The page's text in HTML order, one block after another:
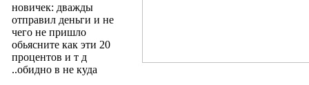
новичек: дважды
отправил деньги и не
чего не пришло
обьясните как эти 20
процентов и т д
..обидно в не куда